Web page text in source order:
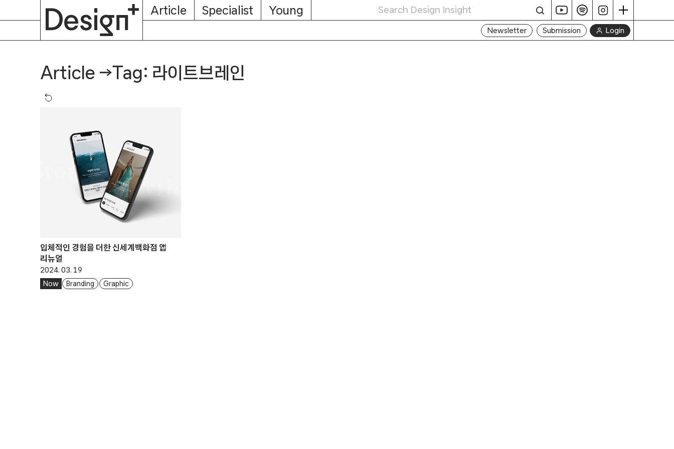
Article Specialist Young
Newsletter Submission Login
Article →Tag: 라이트브레인
입체적인 경험을 더한 신세계백화점 앱
리뉴얼
2024. 03. 19
Now Branding Graphic
About
Subscription
Magazine